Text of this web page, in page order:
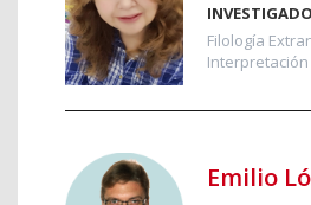
Filología
Interpretación
Emilio